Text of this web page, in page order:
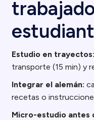
Estudio en trayectos:
transporte (15 min) y
Integrar el alemán:
recetas o
Micro-estudio antes